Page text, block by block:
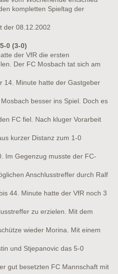
kompletten Spieltag der
der 08.12.2002
0 (3-0)
der VfR die ersten
Der FC Mosbach tat sich am
14. Minute hatte der Gastgeber
besser ins Spiel. Doch es
FC fiel. Nach kluger Vorarbeit
kurzer Distanz zum 1-0
Im Gegenzug musste der FC-
Anschlusstreffer durch Ralf
44. Minute hatte der VfR noch 3
zu erzielen. Mit dem
wieder Morina. Mit einem
und Stjepanovic das 5-0
gut besetzten FC Mannschaft mit